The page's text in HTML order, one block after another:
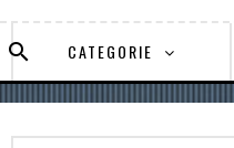
CATEGORIE
